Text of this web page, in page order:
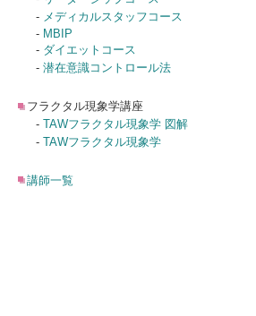
- メディカルスタッフコース
- MBIP
- ダイエットコース
- 潜在意識コントロール法
フラクタル現象学講座
- TAWフラクタル現象学 図解
- TAWフラクタル現象学
講師一覧